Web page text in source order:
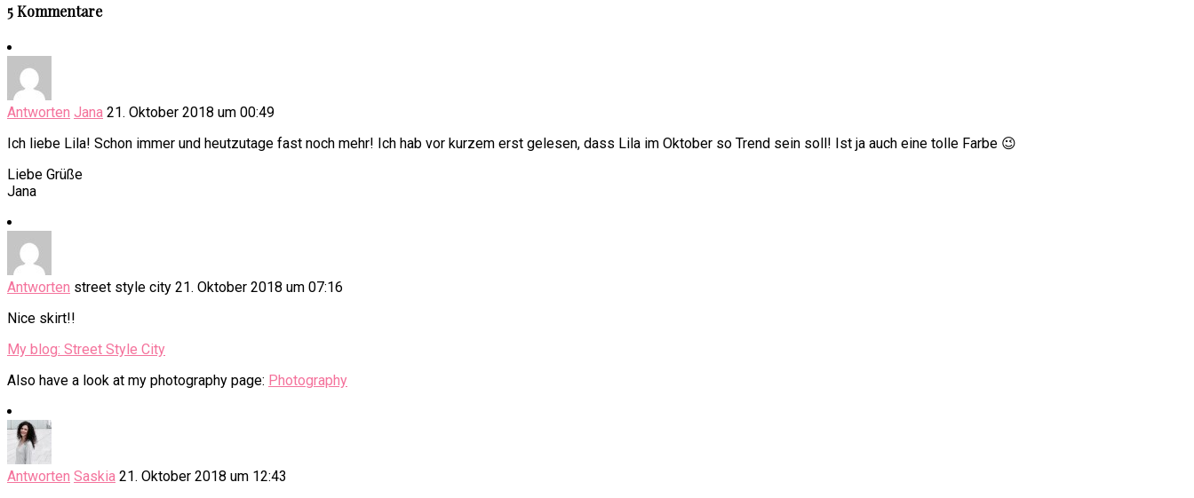
5 Kommentare
Antworten Jana 21. Oktober 2018 um 00:49
Ich liebe Lila! Schon immer und heutzutage fast noch mehr! Ich hab vor kurzem erst gelesen, dass Lila im Oktober so Trend sein soll! Ist ja auch eine tolle Farbe 😉
Liebe Grüße
Jana
Antworten street style city 21. Oktober 2018 um 07:16
Nice skirt!!
My blog: Street Style City
Also have a look at my photography page: Photography
Antworten Saskia 21. Oktober 2018 um 12:43